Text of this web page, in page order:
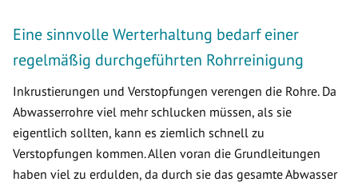
Eine sinnvolle Werterhaltung bedarf einer
regelmäßig durchgeführten Rohrreinigung
Inkrustierungen und Verstopfungen verengen die Rohre. Da
Abwasserrohre viel mehr schlucken müssen, als sie
eigentlich sollten, kann es ziemlich schnell zu
Verstopfungen kommen. Allen voran die Grundleitungen
haben viel zu erdulden, da durch sie das gesamte Abwasser